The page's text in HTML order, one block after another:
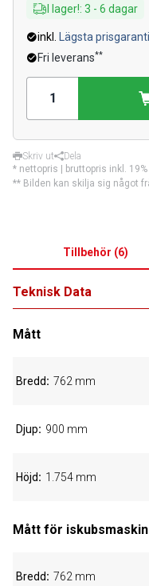
I lager!: 3 - 6 dagar
inkl.
Lägsta prisgaranti
Fri leverans**
Skriv ut
Dela
* nettopris | bruttopris inkl.
** Bilden kan skilja sig något
Tillbehör (6)
Teknisk Data
Mått
Bredd 762 mm
Djup 900 mm
Höjd 1.754 mm
Mått för iskubsmaskin
Bredd 762 mm